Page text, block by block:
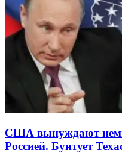
США вынуждают
Россией. Бунтует